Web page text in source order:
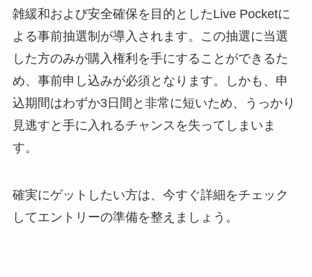
雑緩和および安全確保を目的としたLive Pocketに
よる事前抽選制が導入されます。この抽選に当選
した方のみが購入権利を手にすることができるた
め、事前申し込みが必須となります。しかも、申
込期間はわずか3日間と非常に短いため、うっかり
見逃すと手に入れるチャンスを失ってしまいま
す。
確実にゲットしたい方は、今すぐ詳細をチェック
してエントリーの準備を整えましょう。